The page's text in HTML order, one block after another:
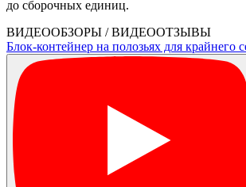
до сборочных единиц.
ВИДЕООБЗОРЫ / ВИДЕООТЗЫВЫ
Блок-контейнер на полозьях для крайнего